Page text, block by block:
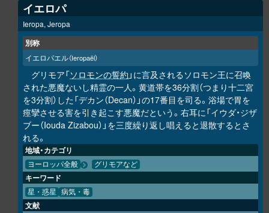
イエロパ
Ieropa, Jeropa
別称
イエロパエル（Ieropaēl）
グリモア「ソロモンの誓約 」に言及されるソロモン王に召喚
された悪魔ないし精霊の一人。黄道帯を36分割（つまり十二宮
を3分割）した「デカン（Decan）」の17番目を司る。浴場で胃を
痙攣させる害を引き起こす悪魔だという。右耳に「イウダ・ジザ
ブー（Iouda Zizabou）」を三度繰り返し唱えると退散するとさ
れる。
地域・カテゴリ
ヨーロッパ全般 グリモアなど
キーワード
星・惑星 病気・毒
文献